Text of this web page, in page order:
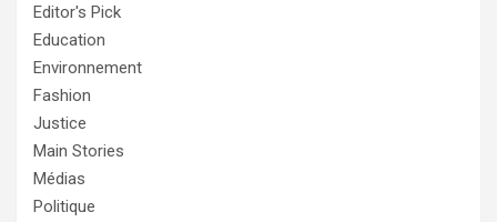
Editor's Pick
Education
Environnement
Fashion
Justice
Main Stories
Médias
Politique